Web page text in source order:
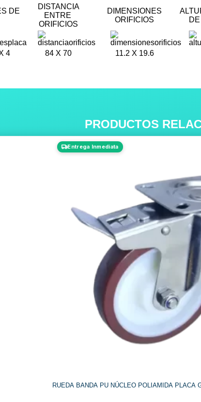
DE
DISTANCIA
ENTRE
ORIFICIOS
DIMENSIONES
ORIFICIOS
4 84 X 70 11.2 X 19.6
PRODUCTOS
Entrega Inmediata
RUEDA BANDA PU NÚCLEO POLIAMIDA PLACA
variantes.
Las
opciones
pueden
elegir
en
página
producto